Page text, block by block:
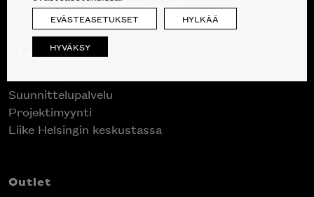
09 612 9440|sales@skanno.fi
Skanno
Suunnittelupalvelu
Projektimyynti
Liike Helsingin keskustassa
Outlet
EVÄSTEASETUKSET HYLKÄÄ
HYVÄKSY